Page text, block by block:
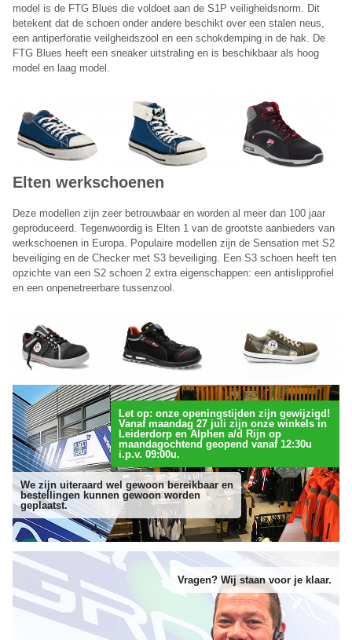
model is de FTG Blues die voldoet aan de S1P veiligheidsnorm. Dit
betekent dat de schoen onder andere beschikt over een stalen neus,
een antiperforatie veilgheidszool en een schokdemping in de hak. De
FTG Blues heeft een sneaker uitstraling en is beschikbaar als hoog
model en laag model.
Elten werkschoenen
Deze modellen zijn zeer betrouwbaar en worden al meer dan 100 jaar
geproduceerd. Tegenwoordig is Elten 1 van de grootste aanbieders van
werkschoenen in Europa. Populaire modellen zijn de Sensation met S2
beveiliging en de Checker met S3 beveiliging. Een S3 schoen heeft ten
opzichte van een S2 schoen 2 extra eigenschappen: een antislipprofiel
en een onpenetreerbare tussenzool.
Let op: onze openingstijden zijn gewijzigd!
Vanaf maandag 27 juli zijn onze winkels in
Leiderdorp en Alphen a/d Rijn op
maandagochtend geopend vanaf 12:30u
i.p.v. 09:00u.
We zijn uiteraard wel gewoon bereikbaar en
bestellingen kunnen gewoon worden
geplaatst.
Vragen? Wij staan voor je klaar.